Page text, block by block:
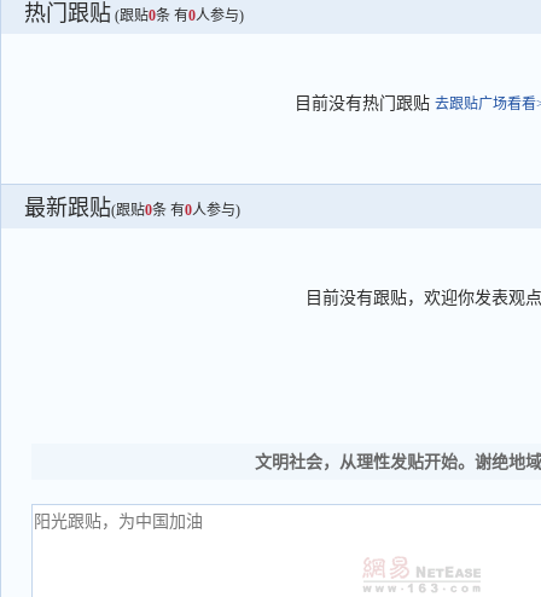
热门跟贴 (跟贴0条 有0人参与)
目前没有热门跟贴 去跟贴广场看看
最新跟贴(跟贴0条 有0人参与)
目前没有跟贴，欢迎你发表观点
文明社会，从理性发贴开始。谢绝地